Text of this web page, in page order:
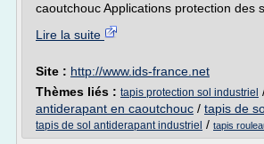
caoutchouc Applications protection des
Lire la suite
Site : http://www.ids-france.net
Thèmes liés : tapis protection sol industriel
antiderapant en caoutchouc / tapis de
tapis de sol antiderapant industriel / tapis